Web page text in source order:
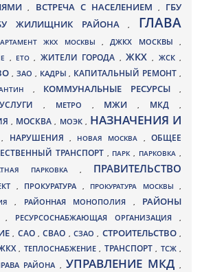
, ВСТРЕЧА С НАСЕЛЕНИЕМ , ГБУ
ЖИЛИЩНИК РАЙОНА, ГЛАВА
ЖКХ МОСКВЫ ,ДЖКХ МОСКВЫ ,
, ЕТО, ЖИТЕЛИ ГОРОДА , ЖКХ, ЖСК,
, ЗАО , КАДРЫ, КАПИТАЛЬНЫЙ РЕМОНТ ,
, КОММУНАЛЬНЫЕ РЕСУРСЫ,
, МЕТРО , МЖИ, МКД ,
, МОСКВА , МОЭК , НАЗНАЧЕНИЯ И
, НАРУШЕНИЯ , НОВАЯ МОСКВА ,ОБЩЕЕ
ТРАНСПОРТ , ПАРК, ПАРКОВКА ,
ПАРКОВКА , ПРАВИТЕЛЬСТВО
, ПРОКУРАТУРА , ПРОКУРАТУРА МОСКВЫ ,
, РАЙОННАЯ МОНОПОЛИЯ , РАЙОНЫ
, РЕСУРСОСНАБЖАЮЩАЯ ОРГАНИЗАЦИЯ ,
, САО,СВАО ,СЗАО, СТРОИТЕЛЬСТВО,
, ТЕПЛОСНАБЖЕНИЕ , ТРАНСПОРТ , ТСЖ ,
РАЙОНА , УПРАВЛЕНИЕ МКД ,